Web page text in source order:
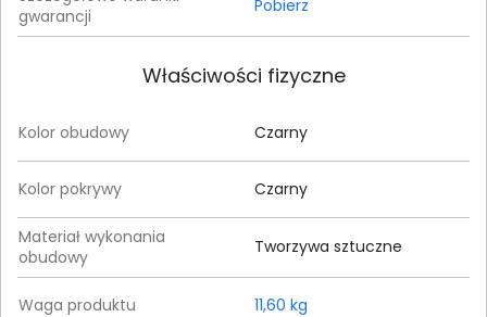
gwarancji
Pobierz
Właściwości fizyczne
Kolor obudowy Czarny
Kolor pokrywy Czarny
Materiał wykonania
obudowy
Tworzywa sztuczne
Waga produktu 11,60 kg